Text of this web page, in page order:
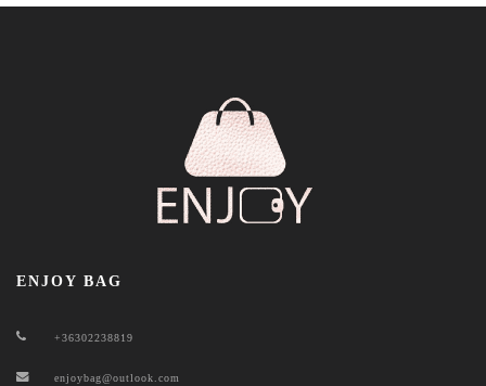
ENJOY BAG
+36302238819
enjoybag@outlook.com